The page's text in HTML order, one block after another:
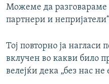
Можеме да разговараме
партнери и непријатели“
Тој повторно ја нагласи
вклучен во какви било
велејќи дека „без нас